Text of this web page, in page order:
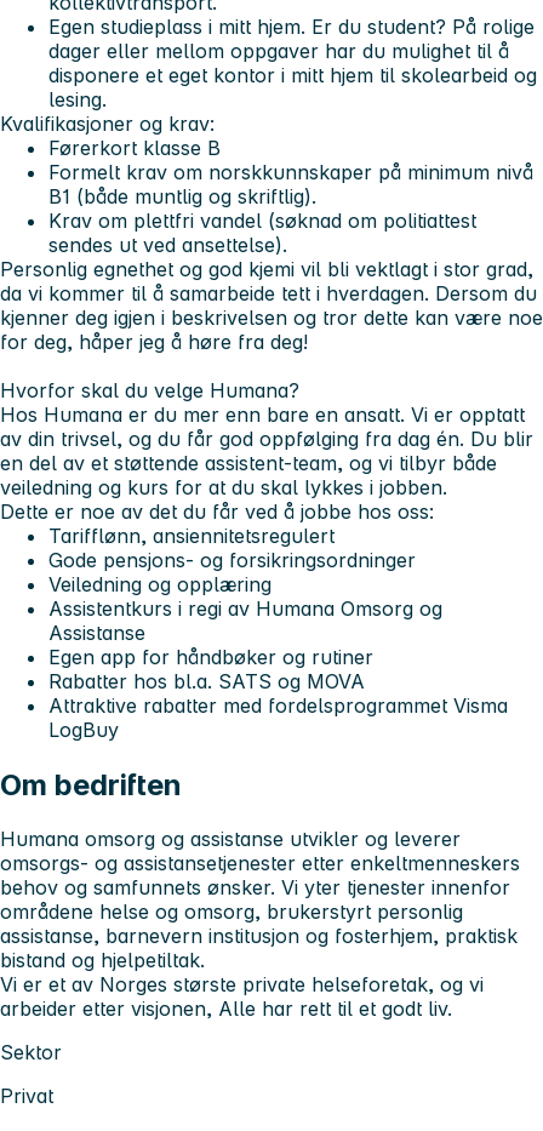
Egen studieplass i mitt hjem. Er du student? På rolige
dager eller mellom oppgaver har du mulighet til å
disponere et eget kontor i mitt hjem til skolearbeid og
lesing.
Kvalifikasjoner og krav:
Førerkort klasse B
Formelt krav om norskkunnskaper på minimum nivå
B1 (både muntlig og skriftlig).
Krav om plettfri vandel (søknad om politiattest
sendes ut ved ansettelse).
Personlig egnethet og god kjemi vil bli vektlagt i stor grad,
da vi kommer til å samarbeide tett i hverdagen. Dersom du
kjenner deg igjen i beskrivelsen og tror dette kan være noe
for deg, håper jeg å høre fra deg!
Hvorfor skal du velge Humana?
Hos Humana er du mer enn bare en ansatt. Vi er opptatt
av din trivsel, og du får god oppfølging fra dag én. Du blir
en del av et støttende assistent-team, og vi tilbyr både
veiledning og kurs for at du skal lykkes i jobben.
Dette er noe av det du får ved å jobbe hos oss:
Tarifflønn, ansiennitetsregulert
Gode pensjons- og forsikringsordninger
Veiledning og opplæring
Assistentkurs i regi av Humana Omsorg og
Assistanse
Egen app for håndbøker og rutiner
Rabatter hos bl.a. SATS og MOVA
Attraktive rabatter med fordelsprogrammet Visma
LogBuy
Om bedriften
Humana omsorg og assistanse utvikler og leverer
omsorgs- og assistansetjenester etter enkeltmenneskers
behov og samfunnets ønsker. Vi yter tjenester innenfor
områdene helse og omsorg, brukerstyrt personlig
assistanse, barnevern institusjon og fosterhjem, praktisk
bistand og hjelpetiltak.
Vi er et av Norges største private helseforetak, og vi
arbeider etter visjonen, Alle har rett til et godt liv.
Sektor
Privat